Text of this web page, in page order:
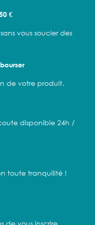
€
vous soucier des
de votre produit.
disponible 24h /
toute tranquilité !